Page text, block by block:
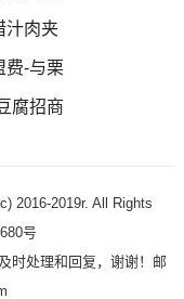
汁肉夹
费-与栗
腐招商
2016-2019r. All Rights
号
时处理和回复，谢谢！邮